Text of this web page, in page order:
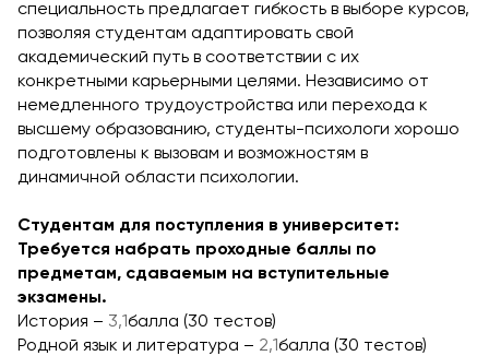
специальность предлагает гибкость в выборе курсов,
позволяя студентам адаптировать свой
академический путь в соответствии с их
конкретными карьерными целями. Независимо от
немедленного трудоустройства или перехода к
высшему образованию, студенты-психологи хорошо
подготовлены к вызовам и возможностям в
динамичной области психологии.
Студентам для поступления в университет:
Требуется набрать проходные баллы по
предметам, сдаваемым на вступительные
экзамены.
История – ​​ 3,1балла (30 тестов)
Родной язык и литература – 2,1балла (30 тестов)